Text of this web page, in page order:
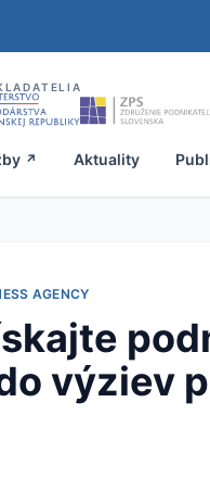
Aktuality
AGENCY
výziev